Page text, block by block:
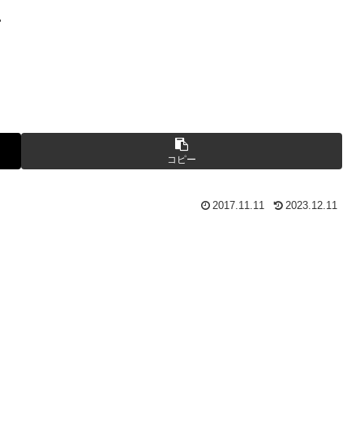
コピー
2017.11.11 2023.12.11